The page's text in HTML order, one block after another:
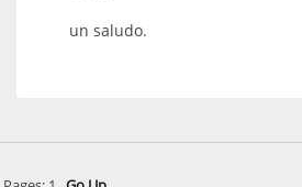
un saludo.